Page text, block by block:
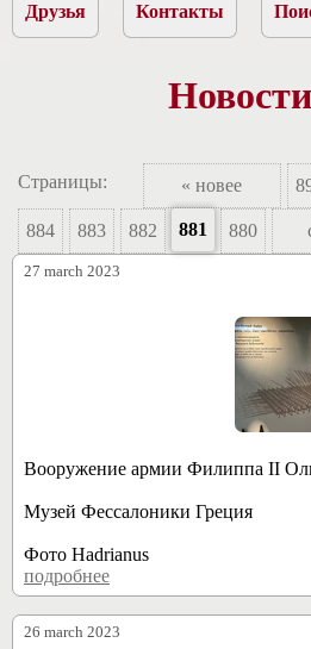
Друзья Контакты
Страницы: « новее
884 883 882 881 880
27 march 2023
Вооружение армии Филиппа II
Музей Фессалоники Греция
Фото Hadrianus
подробнее
26 march 2023